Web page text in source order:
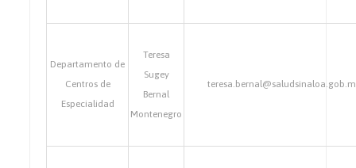
Departamento de
Centros de
Especialidad
Teresa
Sugey
Bernal
Montenegro